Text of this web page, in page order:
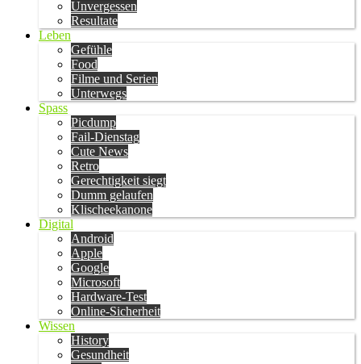
Unvergessen
Resultate
Leben
Gefühle
Food
Filme und Serien
Unterwegs
Spass
Picdump
Fail-Dienstag
Cute News
Retro
Gerechtigkeit siegt
Dumm gelaufen
Klischeekanone
Digital
Android
Apple
Google
Microsoft
Hardware-Test
Online-Sicherheit
Wissen
History
Gesundheit